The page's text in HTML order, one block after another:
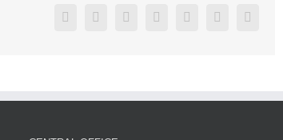
FacebookTwitter LinkedinReddit Google+Pinterest